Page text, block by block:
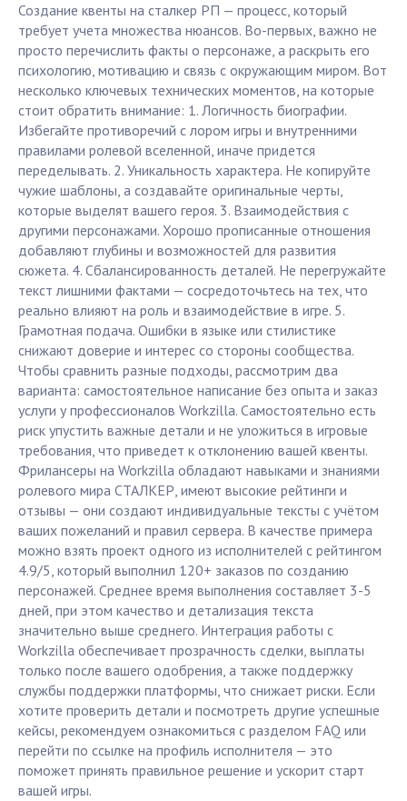
Создание квенты на сталкер РП — процесс, который
требует учета множества нюансов. Во-первых, важно не
просто перечислить факты о персонаже, а раскрыть его
психологию, мотивацию и связь с окружающим миром. Вот
несколько ключевых технических моментов, на которые
стоит обратить внимание: 1. Логичность биографии.
Избегайте противоречий с лором игры и внутренними
правилами ролевой вселенной, иначе придется
переделывать. 2. Уникальность характера. Не копируйте
чужие шаблоны, а создавайте оригинальные черты,
которые выделят вашего героя. 3. Взаимодействия с
другими персонажами. Хорошо прописанные отношения
добавляют глубины и возможностей для развития
сюжета. 4. Сбалансированность деталей. Не перегружайте
текст лишними фактами — сосредоточьтесь на тех, что
реально влияют на роль и взаимодействие в игре. 5.
Грамотная подача. Ошибки в языке или стилистике
снижают доверие и интерес со стороны сообщества.
Чтобы сравнить разные подходы, рассмотрим два
варианта: самостоятельное написание без опыта и заказ
услуги у профессионалов Workzilla. Самостоятельно есть
риск упустить важные детали и не уложиться в игровые
требования, что приведет к отклонению вашей квенты.
Фрилансеры на Workzilla обладают навыками и знаниями
ролевого мира СТАЛКЕР, имеют высокие рейтинги и
отзывы — они создают индивидуальные тексты с учётом
ваших пожеланий и правил сервера. В качестве примера
можно взять проект одного из исполнителей с рейтингом
4.9/5, который выполнил 120+ заказов по созданию
персонажей. Среднее время выполнения составляет 3-5
дней, при этом качество и детализация текста
значительно выше среднего. Интеграция работы с
Workzilla обеспечивает прозрачность сделки, выплаты
только после вашего одобрения, а также поддержку
службы поддержки платформы, что снижает риски. Если
хотите проверить детали и посмотреть другие успешные
кейсы, рекомендуем ознакомиться с разделом FAQ или
перейти по ссылке на профиль исполнителя — это
поможет принять правильное решение и ускорит старт
вашей игры.